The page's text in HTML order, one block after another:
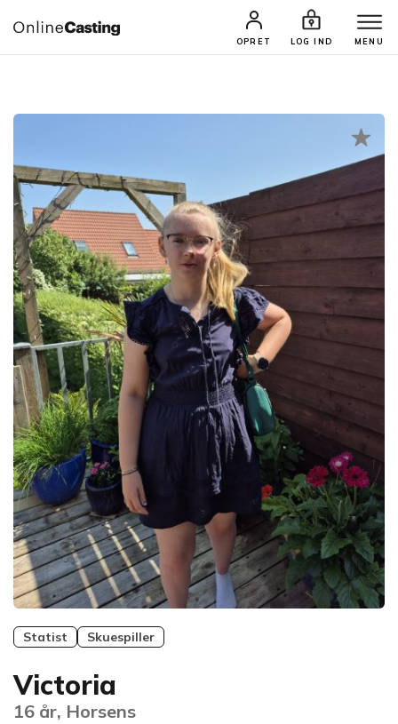
OPRET LOG IND MENU
CASTINGS & JOBS SØG PROFIL
Statist Skuespiller
Victoria
16 år, Horsens